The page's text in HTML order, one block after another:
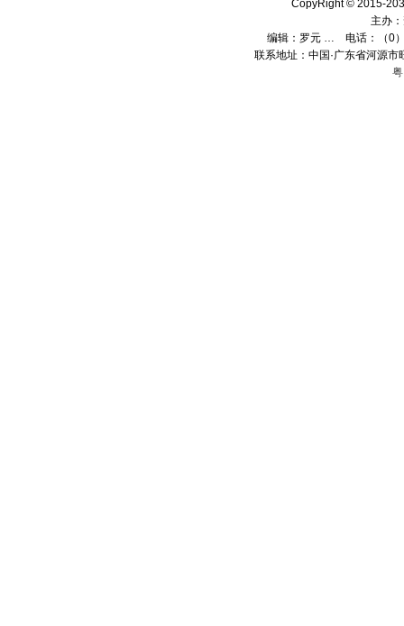
CopyRight © 2015-
主办：
编辑： 罗元 … 电话：（0
联系地址：中国·广东省河源